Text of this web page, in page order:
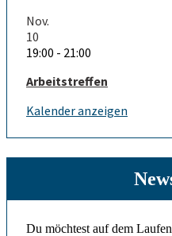
Nov.
10
19:00 - 21:00
Arbeitstreffen
Kalender anzeigen
Du möchtest auf dem